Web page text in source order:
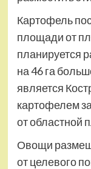
Картофель
площади от
планируется
на 46 га
является
картофелем
от областной
Овощи
от целевого